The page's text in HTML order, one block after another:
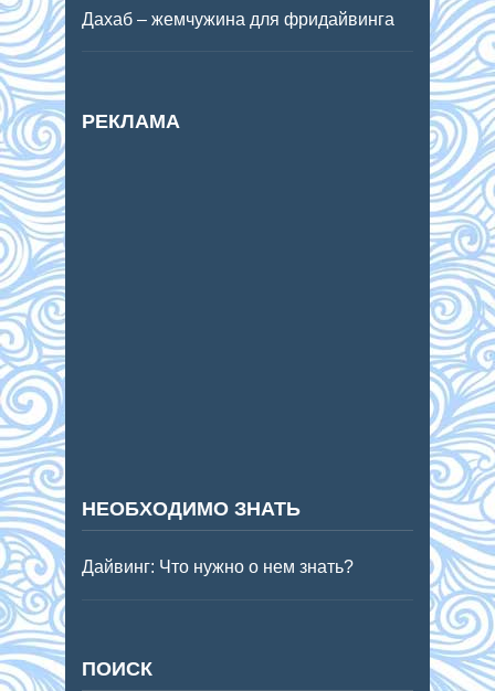
Дахаб – жемчужина для фридайвинга
РЕКЛАМА
НЕОБХОДИМО ЗНАТЬ
Дайвинг: Что нужно о нем знать?
ПОИСК